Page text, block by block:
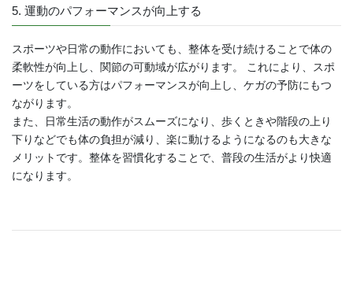
5. 運動のパフォーマンスが向上する
スポーツや日常の動作においても、整体を受け続けることで体の
柔軟性が向上し、関節の可動域が広がります。 これにより、スポ
ーツをしている方はパフォーマンスが向上し、ケガの予防にもつ
ながります。
また、日常生活の動作がスムーズになり、歩くときや階段の上り
下りなどでも体の負担が減り、楽に動けるようになるのも大きな
メリットです。整体を習慣化することで、普段の生活がより快適
になります。